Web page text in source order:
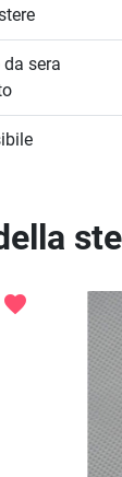
sera
favorite